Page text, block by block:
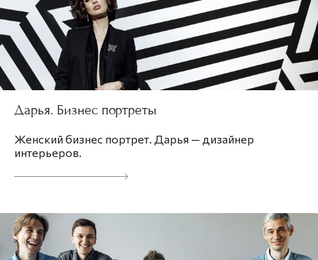
Дарья. Бизнес портреты
Женский бизнес портрет. Дарья — дизайнер
интерьеров.